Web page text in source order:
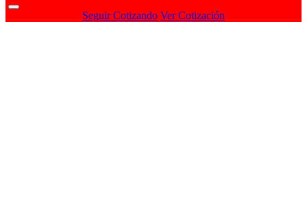
Seguir Cotizando Ver Cotización